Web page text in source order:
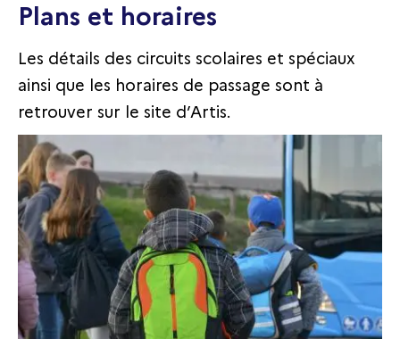
Plans et horaires
Les détails des circuits scolaires et spéciaux
ainsi que les horaires de passage sont à
retrouver sur le site d’Artis.